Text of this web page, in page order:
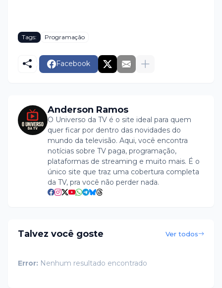
Tags: Programação
Facebook
Anderson Ramos
O Universo da TV é o site ideal para quem
quer ficar por dentro das novidades do
mundo da televisão. Aqui, você encontra
notícias sobre TV paga, programação,
plataformas de streaming e muito mais. É o
único site que traz uma cobertura completa
da TV, pra você não perder nada.
Talvez você goste Ver todos
Error: Nenhum resultado encontrado